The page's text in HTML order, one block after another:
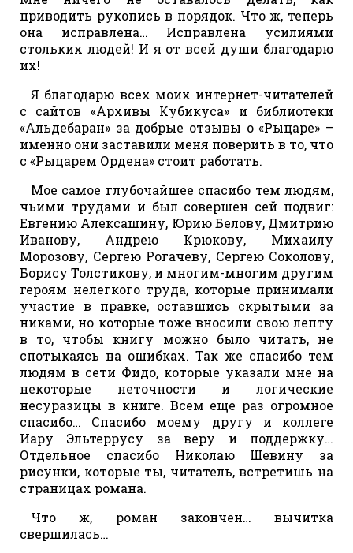
приводить рукопись в порядок. Что ж, теперь
она исправлена… Исправлена усилиями
стольких людей! И я от всей души благодарю
их!
Я благодарю всех моих интернет-читателей
с сайтов «Архивы Кубикуса» и библиотеки
«Альдебаран» за добрые отзывы о «Рыцаре» –
именно они заставили меня поверить в то, что
с «Рыцарем Ордена» стоит работать.
Мое самое глубочайшее спасибо тем людям,
чьими трудами и был совершен сей подвиг:
Евгению Алексашину, Юрию Белову, Дмитрию
Иванову, Андрею Крюкову, Михаилу
Морозову, Сергею Рогачеву, Сергею Соколову,
Борису Толстикову, и многим-многим другим
героям нелегкого труда, которые принимали
участие в правке, оставшись скрытыми за
никами, но которые тоже вносили свою лепту
в то, чтобы книгу можно было читать, не
спотыкаясь на ошибках. Так же спасибо тем
людям в сети Фидо, которые указали мне на
некоторые неточности и логические
несуразицы в книге. Всем еще раз огромное
спасибо… Спасибо моему другу и коллеге
Иару Эльтеррусу за веру и поддержку…
Отдельное спасибо Николаю Шевину за
рисунки, которые ты, читатель, встретишь на
страницах романа.
Что ж, роман закончен… вычитка
свершилась…